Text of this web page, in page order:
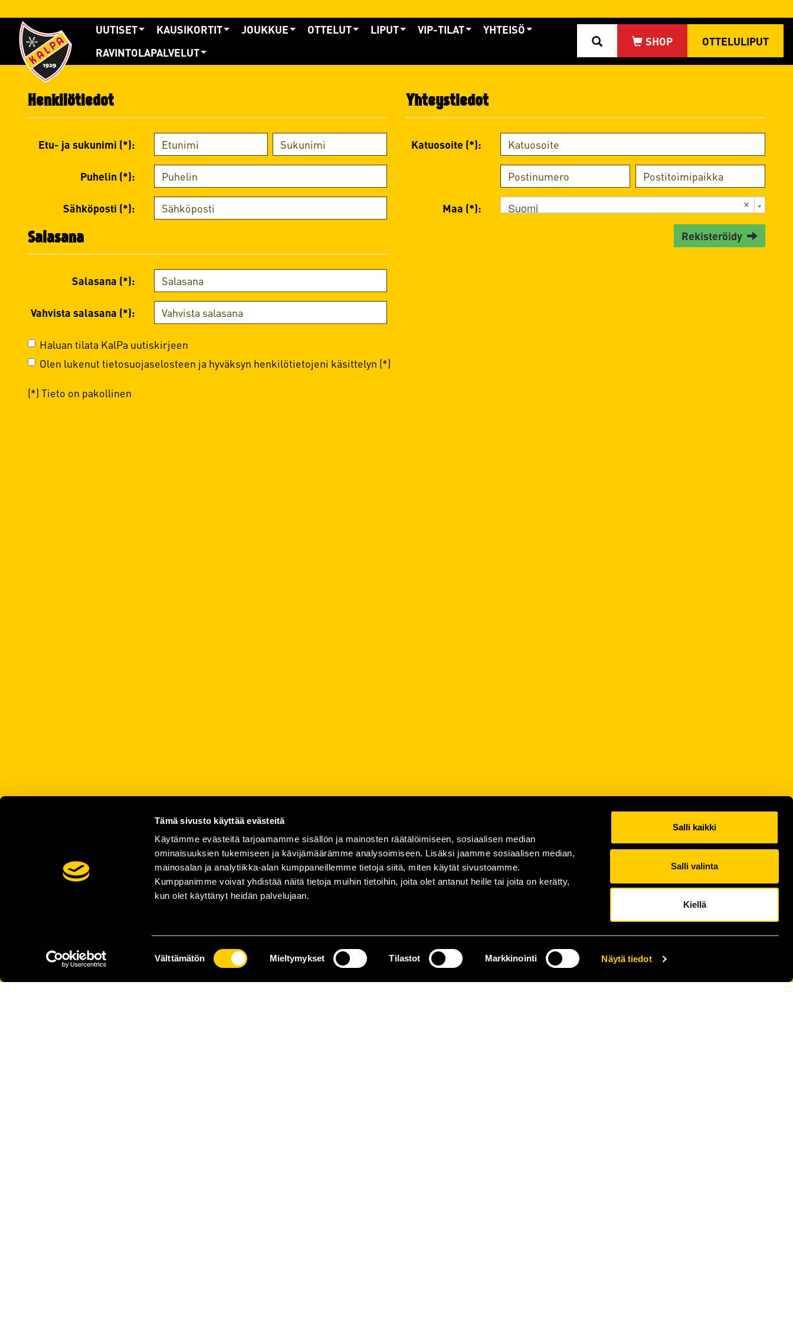
Tämä sivusto käyttää evästeitä
Käytämme evästeitä tarjoamamme sisällön ja mainosten räätälöimiseen, sosiaalisen median
ominaisuuksien tukemiseen ja kävijämäärämme analysoimiseen. Lisäksi jaamme sosiaalisen median,
mainosalan ja analytiikka-alan kumppaneillemme tietoja siitä, miten käytät sivustoamme.
Kumppanimme voivat yhdistää näitä tietoja muihin tietoihin, joita olet antanut heille tai joita on kerätty,
kun olet käyttänyt heidän palvelujaan.
Välttämätön Mieltymykset Tilastot Markkinointi Näytä tiedot
Salli kaikki
Salli valinta
Kiellä
OTTELULIPUT
UUTISET KAUSIKORTIT JOUKKUE OTTELUT LIPUT VIP-TILAT
YHTEISÖ
RAVINTOLAPALVELUT
Henkilötiedot
Etu- ja sukunimi (*):
Puhelin (*):
Sähköposti (*):
Salasana
Salasana (*):
Vahvista salasana (*):
Yhteystiedot
Katuosoite (*):
Maa (*): Suomi
Rekisteröidy
Haluan tilata KalPa uutiskirjeen
Olen lukenut tietosuojaselosteen ja hyväksyn henkilötietojeni käsittelyn (*)
(*) Tieto on pakollinen